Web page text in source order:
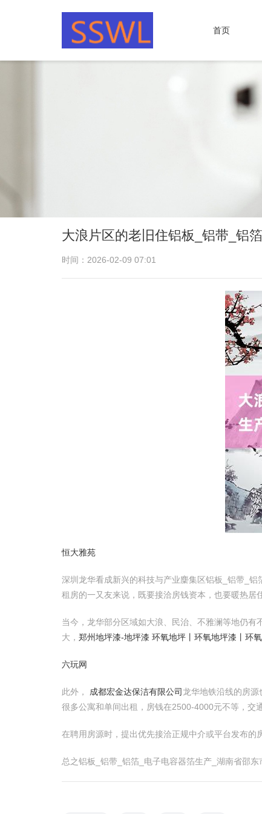
首页
大浪片区的老旧住铝板_铝带_铝
时间：2026-02-09 07:01
恒大雅苑
深圳龙华看成新兴的科技与产业麇集区铝板_铝带_
租房的一又友来说，既要接洽房钱资本，也要暖热居
当今，龙华部分区域如大浪、民治、不雅澜等地仍
大， 郑州地坪漆-地坪漆 环氧地坪丨环氧地坪漆丨环
六玩网
此外， 成都宏金达保洁有限公司 龙华地铁沿线的房源
很多公寓和单间出租，房钱在2500-4000元不等，交
在聘用房源时，提出优先接洽正规中介或平台发布的
总之铝板_铝带_铝箔_电子电容器箔生产_湖南省邵